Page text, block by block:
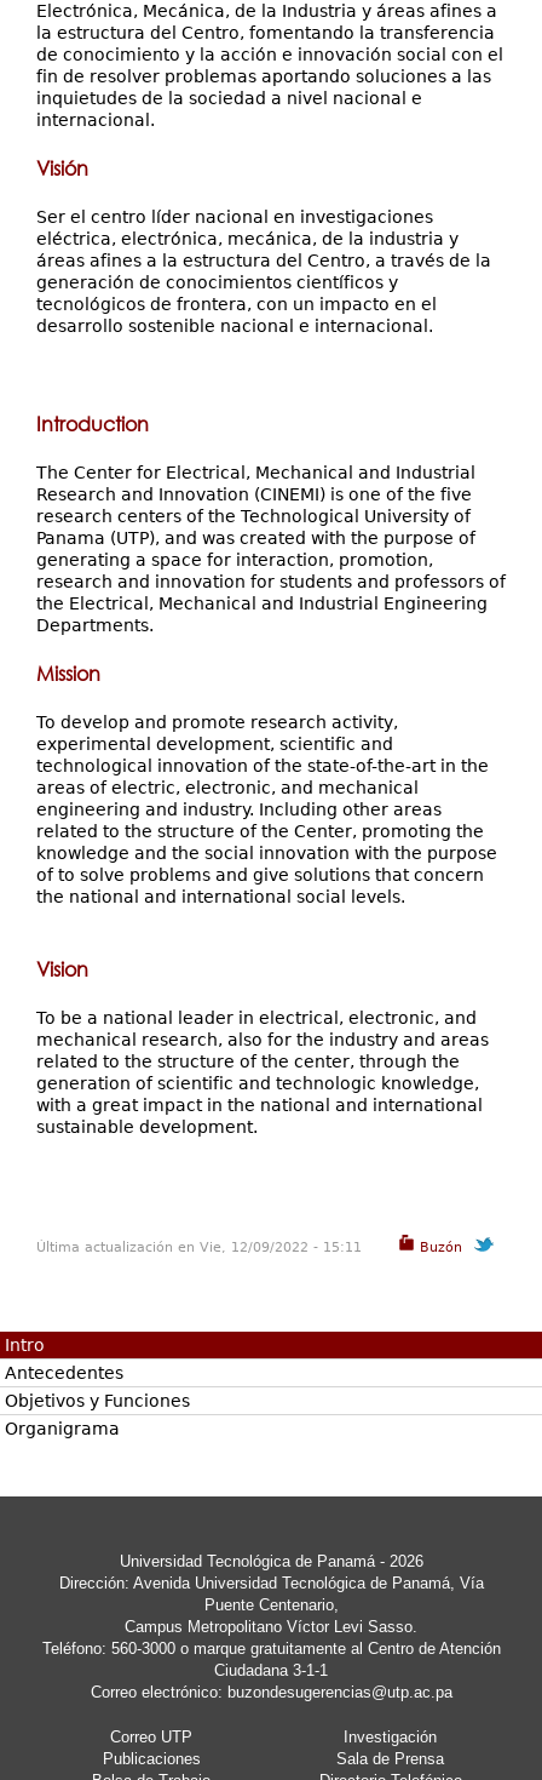
Electrónica, Mecánica, de la Industria y áreas afines a
la estructura del Centro, fomentando la transferencia
de conocimiento y la acción e innovación social con el
fin de resolver problemas aportando soluciones a las
inquietudes de la sociedad a nivel nacional e
internacional.
Visión
Ser el centro líder nacional en investigaciones
eléctrica, electrónica, mecánica, de la industria y
áreas afines a la estructura del Centro, a través de la
generación de conocimientos científicos y
tecnológicos de frontera, con un impacto en el
desarrollo sostenible nacional e internacional.
Introduction
The Center for Electrical, Mechanical and Industrial
Research and Innovation (CINEMI) is one of the five
research centers of the Technological University of
Panama (UTP), and was created with the purpose of
generating a space for interaction, promotion,
research and innovation for students and professors of
the Electrical, Mechanical and Industrial Engineering
Departments.
Mission
To develop and promote research activity,
experimental development, scientific and
technological innovation of the state-of-the-art in the
areas of electric, electronic, and mechanical
engineering and industry. Including other areas
related to the structure of the Center, promoting the
knowledge and the social innovation with the purpose
of to solve problems and give solutions that concern
the national and international social levels.
Vision
To be a national leader in electrical, electronic, and
mechanical research, also for the industry and areas
related to the structure of the center, through the
generation of scientific and technologic knowledge,
with a great impact in the national and international
sustainable development.
Buzón
Última actualización en Vie, 12/09/2022 - 15:11
Intro
Antecedentes
Objetivos y Funciones
Organigrama
Universidad Tecnológica de Panamá - 2026
Dirección: Avenida Universidad Tecnológica de Panamá, Vía
Puente Centenario,
Campus Metropolitano Víctor Levi Sasso.
Teléfono: 560-3000 o marque gratuitamente al Centro de Atención
Ciudadana 3-1-1
Correo electrónico: buzondesugerencias@utp.ac.pa
Correo UTP
Investigación
Publicaciones
Sala de Prensa